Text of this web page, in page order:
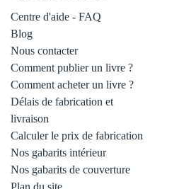
Centre d'aide - FAQ
Blog
Nous contacter
Comment publier un livre ?
Comment acheter un livre ?
Délais de fabrication et
livraison
Calculer le prix de fabrication
Nos gabarits intérieur
Nos gabarits de couverture
Plan du site